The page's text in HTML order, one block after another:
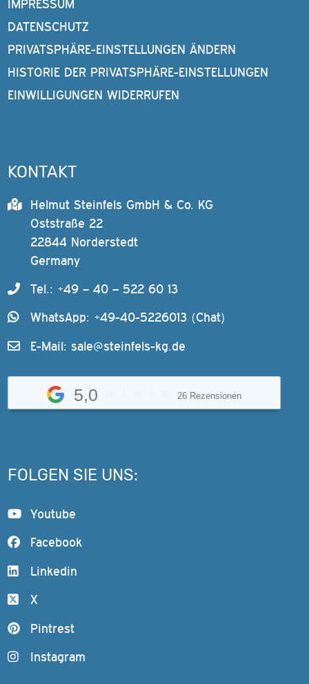
IMPRESSUM
DATENSCHUTZ
PRIVATSPHÄRE-EINSTELLUNGEN ÄNDERN
HISTORIE DER PRIVATSPHÄRE-EINSTELLUNGEN
EINWILLIGUNGEN WIDERRUFEN
KONTAKT
Helmut Steinfels GmbH & Co. KG
Oststraße 22
22844 Norderstedt
Germany
Tel.: +49 – 40 – 522 60 13
WhatsApp: +49-40-5226013 (Chat)
E-Mail: sale@steinfels-kg.de
5,0 26 Rezensionen
FOLGEN SIE UNS:
Youtube
Facebook
Linkedin
X
Pintrest
Instagram